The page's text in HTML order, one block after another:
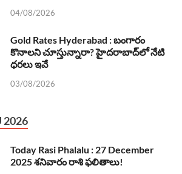
04/08/2026
Gold Rates Hyderabad : బంగారం
కొనాలని చూస్తున్నారా? హైదరాబాద్‌లో నేటి
ధరలు ఇవే
03/08/2026
2026
Today Rasi Phalalu : 27 December
2025 శనివారం రాశి ఫలితాలు!